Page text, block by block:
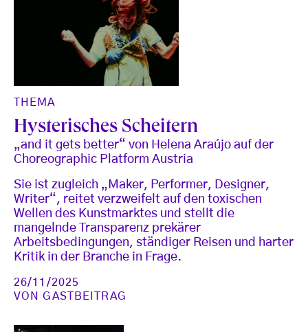
THEMA
Hysterisches Scheitern
„and it gets better“ von Helena Araújo auf der
Choreographic Platform Austria
Sie ist zugleich „Maker, Performer, Designer,
Writer“, reitet verzweifelt auf den toxischen
Wellen des Kunstmarktes und stellt die
mangelnde Transparenz prekärer
Arbeitsbedingungen, ständiger Reisen und harter
Kritik in der Branche in Frage.
26/11/2025
VONGASTBEITRAG